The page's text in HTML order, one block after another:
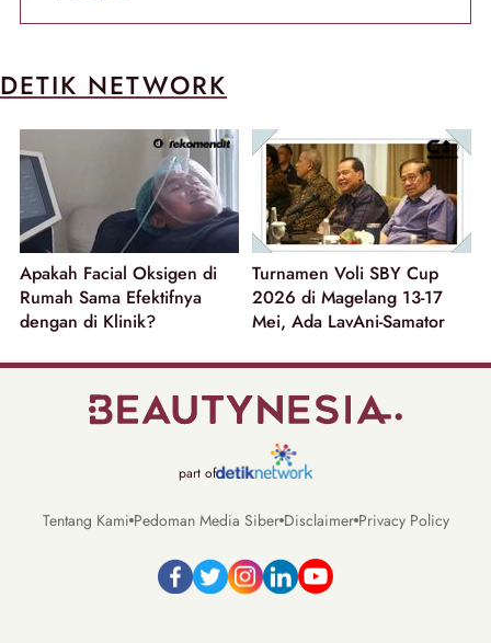
DETIK NETWORK
Apakah Facial Oksigen di
Rumah Sama Efektifnya
dengan di Klinik?
Turnamen Voli SBY Cup
2026 di Magelang 13-17
Mei, Ada LavAni-Samator
part of
Tentang Kami Pedoman Media Siber Disclaimer Privacy Policy